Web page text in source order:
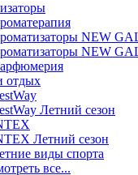
NEW
NEW
отдых
Летний сезон
Летний сезон
виды спорта
все...